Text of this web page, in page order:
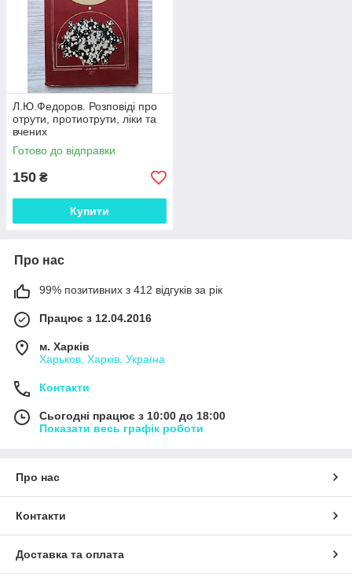
Л.Ю.Федоров. Розповіді про
отрути, протиотрути, ліки та
вчених
Готово до відправки
150 ₴
Купити
Про нас
99% позитивних з 412 відгуків за рік
Працює з 12.04.2016
м. Харків
Харьков, Харків, Україна
Контакти
Сьогодні працює з 10:00 до 18:00
Показати весь графік роботи
Про нас
Контакти
Доставка та оплата